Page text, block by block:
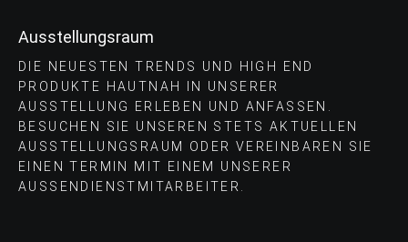
Ausstellungsraum
DIE NEUESTEN TRENDS UND HIGH END
PRODUKTE HAUTNAH IN UNSERER
AUSSTELLUNG ERLEBEN UND ANFASSEN.
BESUCHEN SIE UNSEREN STETS AKTUELLEN
AUSSTELLUNGSRAUM ODER VEREINBAREN SIE
EINEN TERMIN MIT EINEM UNSERER
AUSSENDIENSTMITARBEITER.